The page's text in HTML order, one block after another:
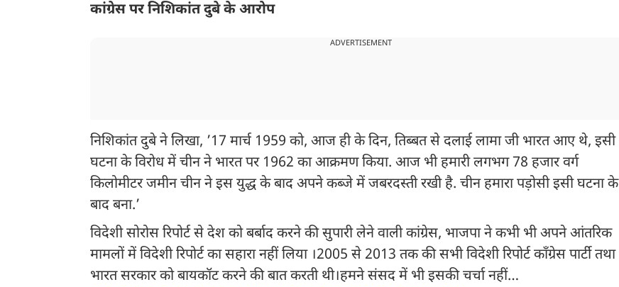
कांग्रेस पर निशिकांत दुबे के आरोप
ADVERTISEMENT
निशिकांत दुबे ने लिखा, ’17 मार्च 1959 को, आज ही के दिन, तिब्बत से दलाई लामा जी भारत आए थे, इसी
घटना के विरोध में चीन ने भारत पर 1962 का आक्रमण किया. आज भी हमारी लगभग 78 हजार वर्ग
किलोमीटर जमीन चीन ने इस युद्ध के बाद अपने कब्जे में जबरदस्ती रखी है. चीन हमारा पड़ोसी इसी घटना के
बाद बना.’
विदेशी सोरोस रिपोर्ट से देश को बर्बाद करने की सुपारी लेने वाली कांग्रेस, भाजपा ने कभी भी अपने आंतरिक
मामलों में विदेशी रिपोर्ट का सहारा नहीं लिया ।2005 से 2013 तक की सभी विदेशी रिपोर्ट कॉंग्रेस पार्टी तथा
भारत सरकार को बायकॉट करने की बात करती थी।हमने संसद में भी इसकी चर्चा नहीं…